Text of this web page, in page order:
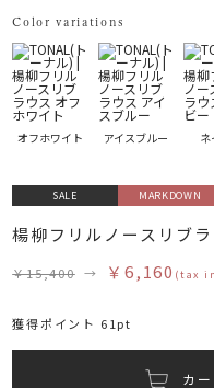
Color variations
オフホワイト アイスブルー ネ
SALE MARKDOWN
楊柳フリルノースリブ
￥15,400 → ￥6,160 (tax
獲得ポイント 61pt
カ